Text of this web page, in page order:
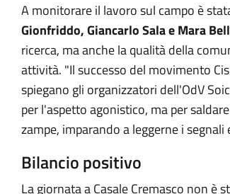
A monitorare il lavoro sul campo è
Gionfriddo, Giancarlo Sala e Mara
ricerca, ma anche la qualità della
attività. "Il successo del movimento
spiegano gli organizzatori dell'OdV
per l'aspetto agonistico, ma per
zampe, imparando a leggerne i
Bilancio positivo
La giornata a Casale Cremasco non